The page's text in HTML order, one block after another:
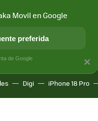
APLICACIONES
Digi iPhone 18 Pro
×
Movil en Google
preferida
de Google